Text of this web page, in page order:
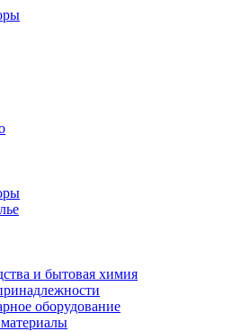
и бытовая химия
оборудование